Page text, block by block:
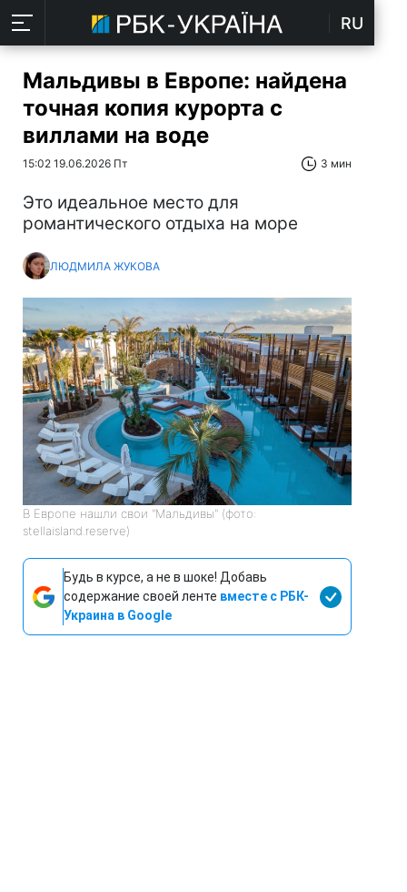
RU
Мальдивы в Европе: найдена
точная копия курорта с
виллами на воде
15:02 19.06.2026 Пт 3 мин
Это идеальное место для
романтического отдыха на море
ЛЮДМИЛА ЖУКОВА
В Европе нашли свои "Мальдивы" (фото:
stellaisland.reserve)
Будь в курсе, а не в шоке! Добавь
содержание своей ленте вместе с РБК-
Украина в Google